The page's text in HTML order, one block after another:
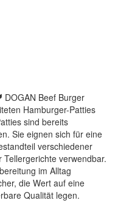
DOGAN Beef Burger
Hamburger-Patties
sind bereits
Sie eignen sich für eine
verschiedener
verwendbar.
im Alltag
die Wert auf eine
Qualität legen.